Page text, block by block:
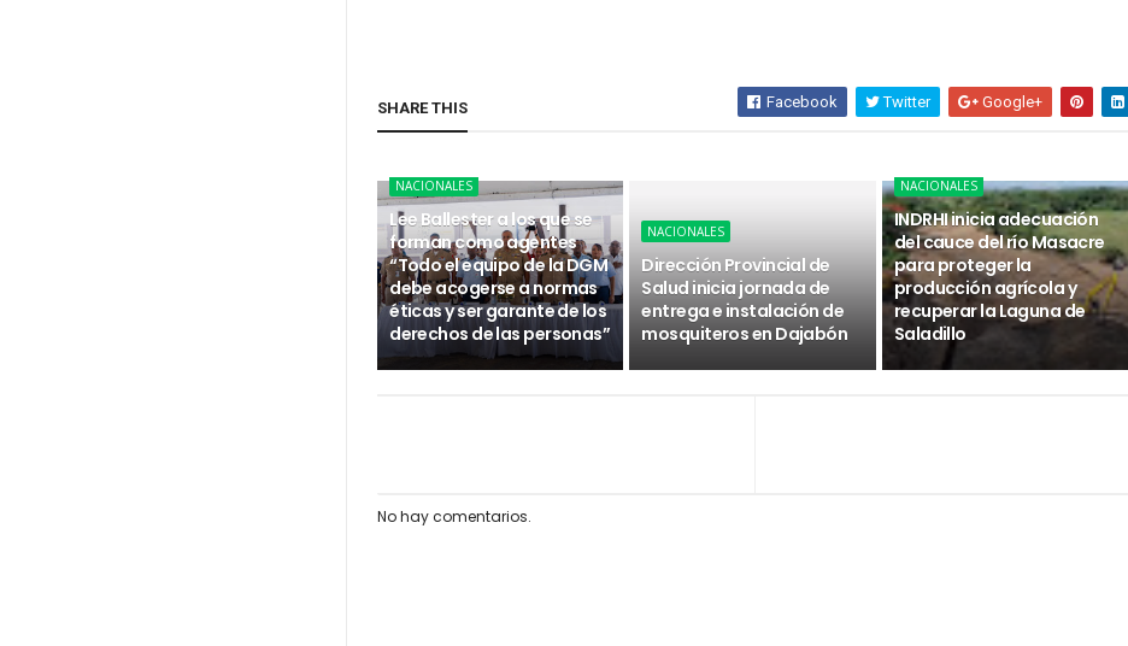
SHARE THIS Facebook Twitter Google+
NACIONALES
Lee Ballester a los que se
forman como agentes
“Todo el equipo de la DGM
debe acogerse a normas
éticas y ser garante de los
derechos de las personas”
NACIONALES
Dirección Provincial de
Salud inicia jornada de
entrega e instalación de
mosquiteros en Dajabón
NACIONALES
INDRHI inicia adecuación
del cauce del río Masacre
para proteger la
producción agrícola y
recuperar la Laguna de
Saladillo
No hay comentarios.